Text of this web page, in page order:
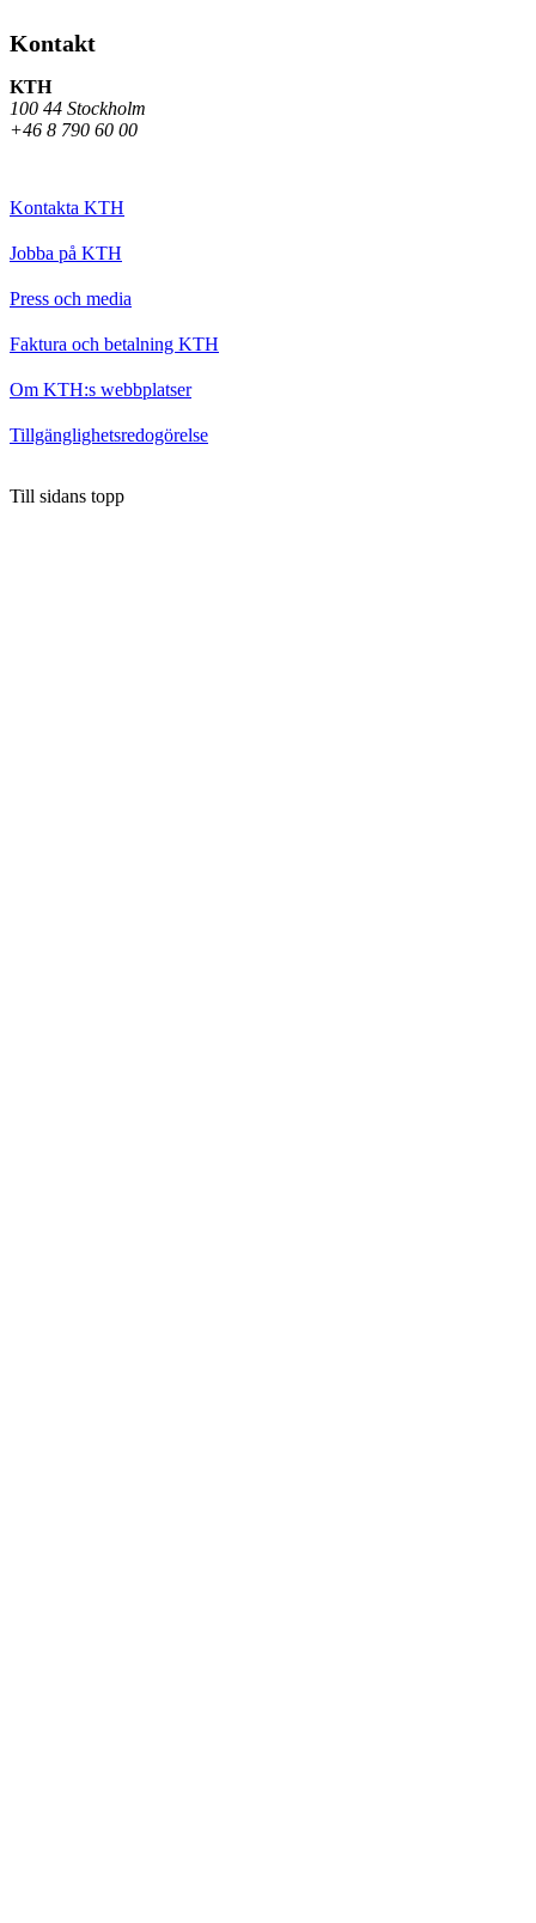
Kontakt
KTH
100 44 Stockholm
+46 8 790 60 00
Kontakta KTH
Jobba på KTH
Press och media
Faktura och betalning KTH
Om KTH:s webbplatser
Tillgänglighetsredogörelse
Till sidans topp